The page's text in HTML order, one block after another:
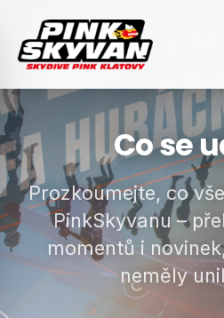
Co se
Prozkoumejte, co
PinkSkyvanu –
momentů i
neměly